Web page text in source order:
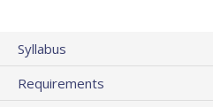
Syllabus
Requirements